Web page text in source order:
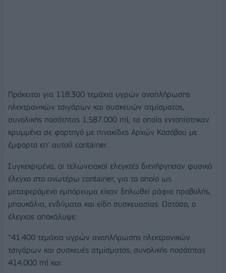
Πρόκειται για 118.300 τεμάχια υγρών αναπλήρωσης
ηλεκτρονικών τσιγάρων και συσκευών ατμίσματος,
συνολικής ποσότητας 1.587.000 ml, τα οποία εντοπίστηκαν
κρυμμένα σε φορτηγό με πινακίδες Αρχών Κοσόβου με
έμφορτο επ' αυτού container.
Συγκεκριμένα, οι τελωνειακοί ελεγκτές διενήργησαν φυσικό
έλεγχο στο ανωτέρω container, για το οποίο ως
μεταφερόμενο εμπόρευμα είχαν δηλωθεί ράφια προβολής,
μπουκάλια, ενδύματα και είδη συσκευασίας. Ωστόσο, ο
έλεγχος αποκάλυψε:
*41.400 τεμάχια υγρών αναπλήρωσης ηλεκτρονικών
τσιγάρων και συσκευές ατμίσματος, συνολικής ποσότητας
414.000 ml και